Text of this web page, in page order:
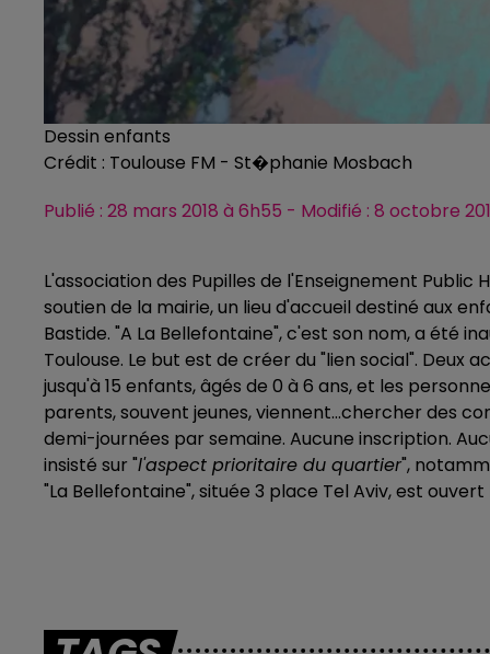
Dessin enfants
Crédit : Toulouse FM - St�phanie Mosbach
Publié : 28 mars 2018 à 6h55 - Modifié : 8 octobre
L'association des Pupilles de l'Enseignement
soutien de la mairie, un lieu d'accueil destiné aux
Bastide. "A La Bellefontaine", c'est son nom, a été
Toulouse. Le but est de créer du "lien social".
jusqu'à 15 enfants, âgés de 0 à 6 ans, et les
parents, souvent jeunes, viennent...chercher des
demi-journées par semaine. Aucune inscription.
insisté sur "l'aspect prioritaire du quartier",
"La Bellefontaine", située 3 place Tel Aviv, est